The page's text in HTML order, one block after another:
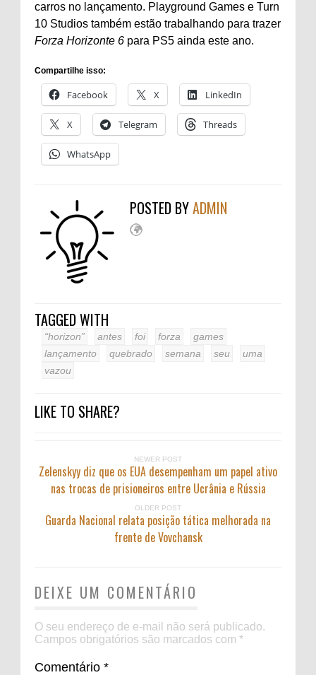
carros no lançamento. Playground Games e Turn
10 Studios também estão trabalhando para trazer
Forza Horizonte 6 para PS5 ainda este ano.
Compartilhe isso:
Facebook X LinkedIn
X Telegram Threads
WhatsApp
POSTED BYADMIN
TAGGED WITH
“horizon” antes foi forza
games
lançamento
quebrado semana seu
uma
vazou
LIKE TO SHARE?
NEWER POST
Zelenskyy diz que os EUA desempenham um papel ativo
nas trocas de prisioneiros entre Ucrânia e Rússia
OLDER POST
Guarda Nacional relata posição tática melhorada na
frente de Vovchansk
DEIXE UM COMENTÁRIO
O seu endereço de e-mail não será publicado.
Campos obrigatórios são marcados com *
Comentário *